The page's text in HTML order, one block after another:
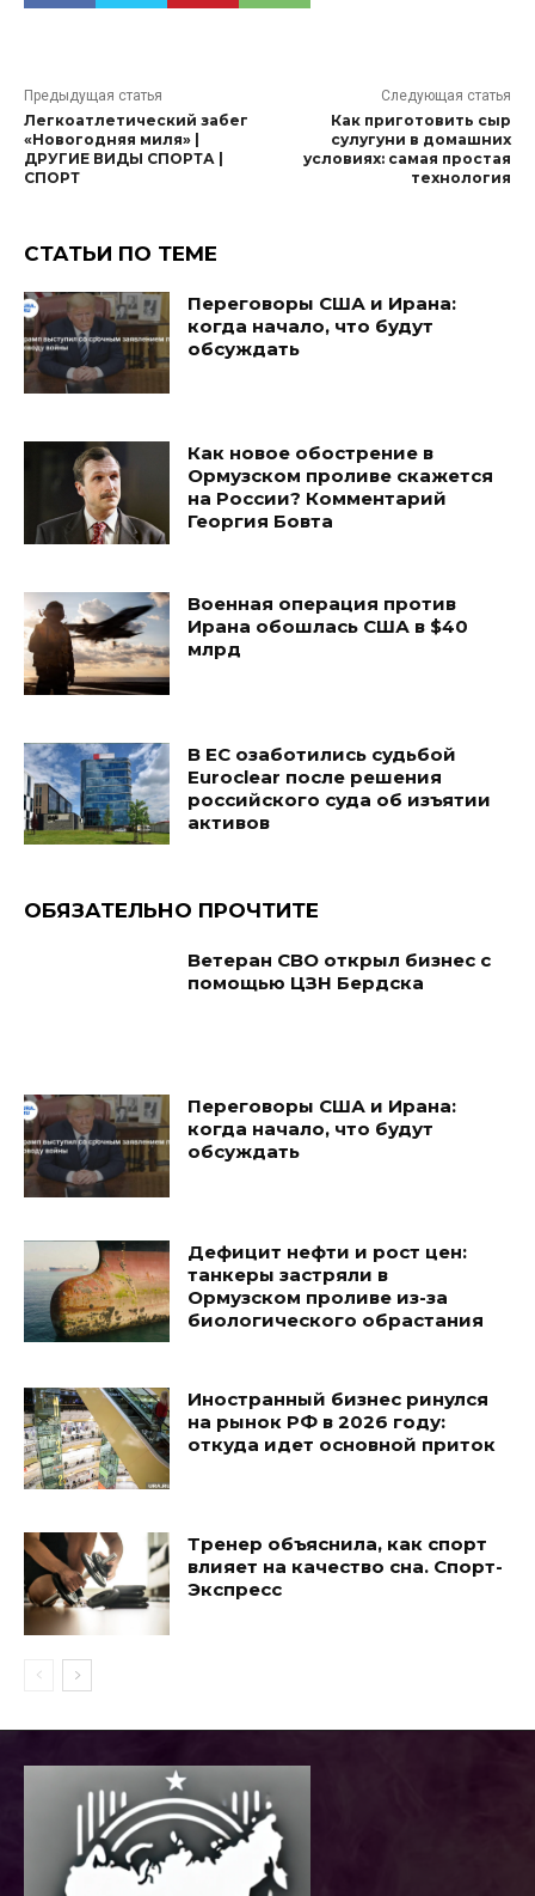
Предыдущая статья
Легкоатлетический забег
«Новогодняя миля» |
ДРУГИЕ ВИДЫ СПОРТА |
СПОРТ
Следующая статья
Как приготовить сыр
сулугуни в домашних
условиях: самая простая
технология
СТАТЬИ ПО ТЕМЕ
Переговоры США и Ирана:
когда начало, что будут
обсуждать
Как новое обострение в
Ормузском проливе скажется
на России? Комментарий
Георгия Бовта
Военная операция против
Ирана обошлась США в $40
млрд
В ЕС озаботились судьбой
Euroclear после решения
российского суда об изъятии
активов
ОБЯЗАТЕЛЬНО ПРОЧТИТЕ
Ветеран СВО открыл бизнес с
помощью ЦЗН Бердска
Переговоры США и Ирана:
когда начало, что будут
обсуждать
Дефицит нефти и рост цен:
танкеры застряли в
Ормузском проливе из-за
биологического обрастания
Иностранный бизнес ринулся
на рынок РФ в 2026 году:
откуда идет основной приток
Тренер объяснила, как спорт
влияет на качество сна. Спорт-
Экспресс